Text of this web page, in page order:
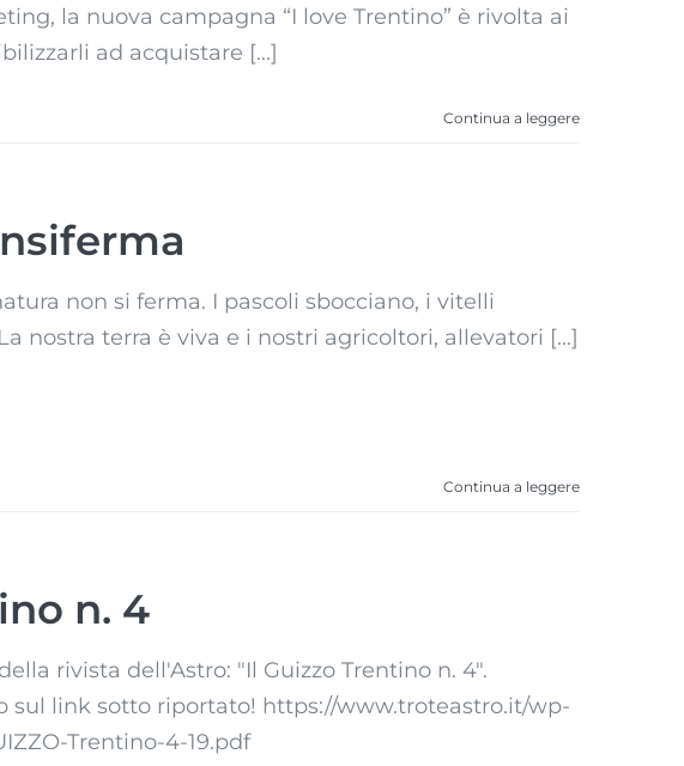
la nuova campagna “I love Trentino” è rivolta ai
ad acquistare [...]
Continua a leggere
non si ferma. I pascoli sbocciano, i vitelli
nostra terra è viva e i nostri agricoltori, allevatori [...]
Continua a leggere
n. 4
rivista dell'Astro: "Il Guizzo Trentino n. 4".
sul link sotto riportato! https://www.troteastro.it/wp-
Trentino-4-19.pdf